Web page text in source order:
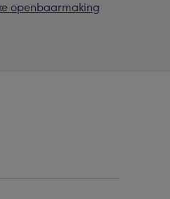
openbaarmaking